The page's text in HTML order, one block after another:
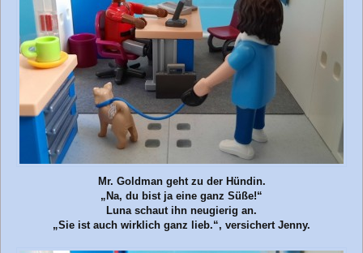
Mr. Goldman geht zu der Hündin.
„Na, du bist ja eine ganz Süße!“
Luna schaut ihn neugierig an.
„Sie ist auch wirklich ganz lieb.“, versichert Jenny.